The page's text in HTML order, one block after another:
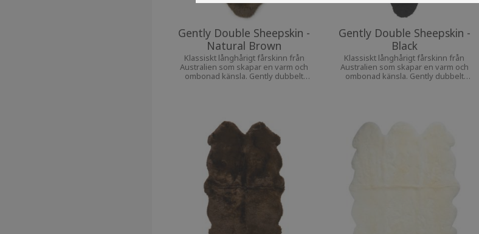
Gently Double Sheepskin -
Natural Brown
Klassiskt långhårigt fårskinn från
Australien som skapar en varm och
ombonad känsla. Gently dubbelt
Gently Double Sheepskin -
Black
Klassiskt långhårigt fårskinn från
Australien som skapar en varm och
ombonad känsla. Gently dubbelt